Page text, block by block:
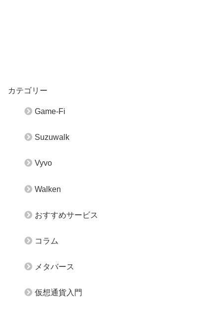
カテゴリー
Game-Fi
Suzuwalk
Vyvo
Walken
おすすめサービス
コラム
メタバース
仮想通貨入門